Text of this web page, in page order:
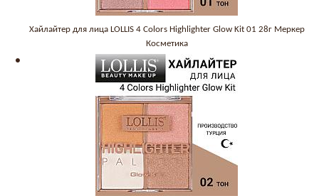
Хайлайтер для лица LOLLIS 4 Colors Highlighter Glow Kit 01 28г Меркер
Косметика